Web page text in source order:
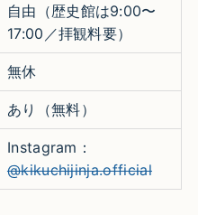
自由（歴史館は9:00〜
17:00／拝観料要）
無休
あり（無料）
Instagram：
@kikuchijinja.official